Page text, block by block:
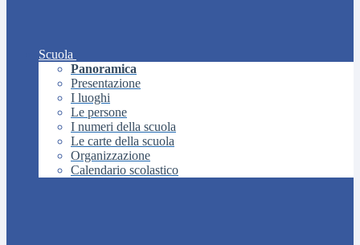
Scuola
Panoramica
Presentazione
I luoghi
Le persone
I numeri della scuola
Le carte della scuola
Organizzazione
Calendario scolastico